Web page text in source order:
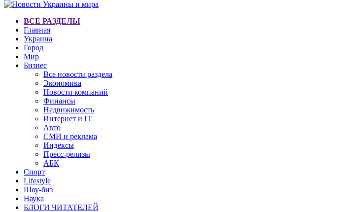
ВСЕ РАЗДЕЛЫ
Главная
Украина
Город
Мир
Бизнес
Все новости раздела
Экономика
Новости компаний
Финансы
Недвижимость
Интернет и IT
Авто
СМИ и реклама
Индексы
Пресс-релизы
АБК
Спорт
Lifestyle
Шоу-биз
Наука
БЛОГИ ЧИТАТЕЛЕЙ